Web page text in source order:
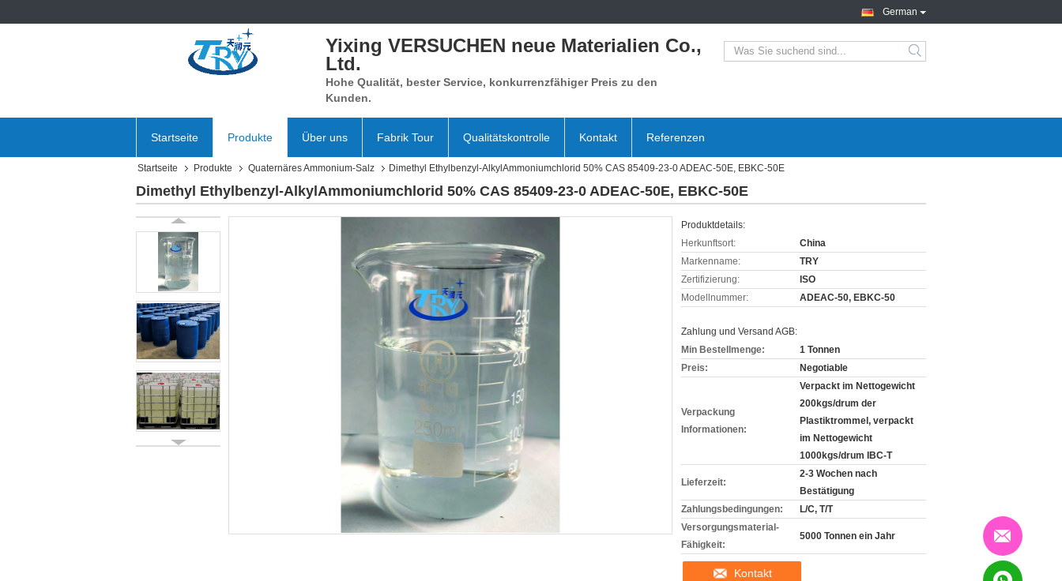
German
Yixing VERSUCHEN neue Materialien Co.,
Ltd.
Hohe Qualität, bester Service, konkurrenzfähiger Preis zu den
Kunden.
Startseite Produkte Über uns Fabrik Tour Qualitätskontrolle Kontakt Referenzen
Startseite Produkte Quaternäres Ammonium-Salz Dimethyl Ethylbenzyl-AlkylAmmoniumchlorid 50% CAS 85409-23-0 ADEAC-50E, EBKC-50E
Dimethyl Ethylbenzyl-AlkylAmmoniumchlorid 50% CAS 85409-23-0 ADEAC-50E, EBKC-50E
Produktdetails:
Herkunftsort:
China
Markenname:
TRY
Zertifizierung:
ISO
Modellnummer:
ADEAC-50, EBKC-50
Zahlung und Versand AGB:
Min Bestellmenge:
1 Tonnen
Preis:
Negotiable
Verpackung
Informationen:
Verpackt im Nettogewicht
200kgs/drum der
Plastiktrommel, verpackt
im Nettogewicht
1000kgs/drum IBC-T
Lieferzeit:
2-3 Wochen nach
Bestätigung
Zahlungsbedingungen:
L/C, T/T
Versorgungsmaterial-
Fähigkeit:
5000 Tonnen ein Jahr
Kontakt